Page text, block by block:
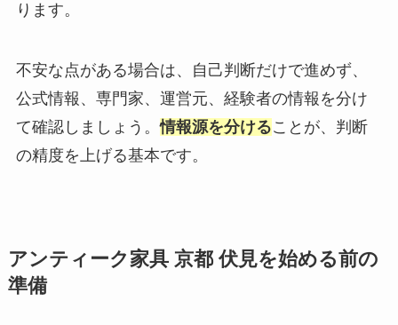
ります。
不安な点がある場合は、自己判断だけで進めず、
公式情報、専門家、運営元、経験者の情報を分け
て確認しましょう。情報源を分けることが、判断
の精度を上げる基本です。
アンティーク家具 京都 伏見を始める前の
準備